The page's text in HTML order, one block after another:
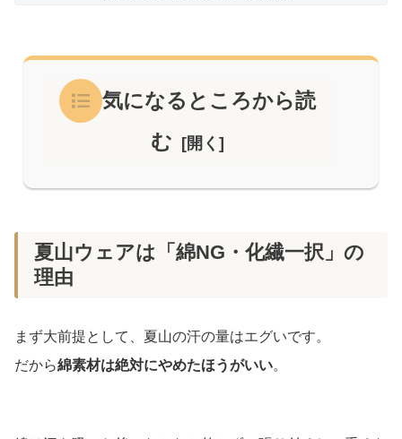
気になるところから読
む
夏山ウェアは「綿NG・化繊一択」の
理由
まず大前提として、夏山の汗の量はエグいです。
だから綿素材は絶対にやめたほうがいい。